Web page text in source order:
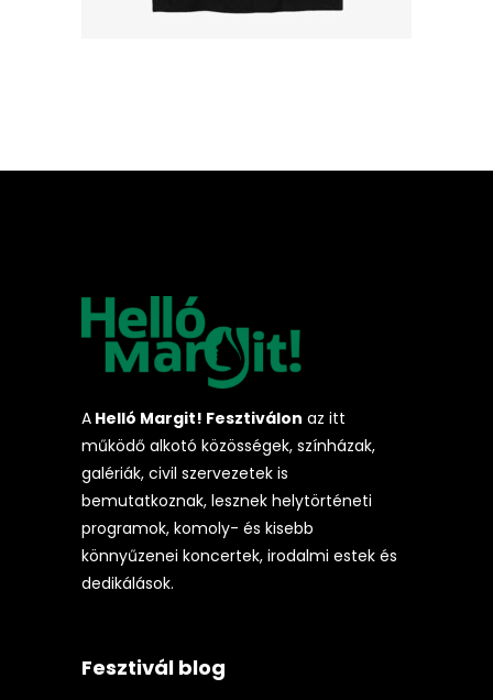
A Helló Margit! Fesztiválon az itt
működő alkotó közösségek, színházak,
galériák, civil szervezetek is
bemutatkoznak, lesznek helytörténeti
programok, komoly- és kisebb
könnyűzenei koncertek, irodalmi estek és
dedikálások.
Fesztivál blog